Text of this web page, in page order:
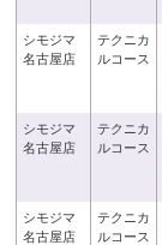
シモジマ
名古屋店
テクニカ
ルコース
シモジマ
名古屋店
テクニカ
ルコース
シモジマ
名古屋店
テクニカ
ルコース